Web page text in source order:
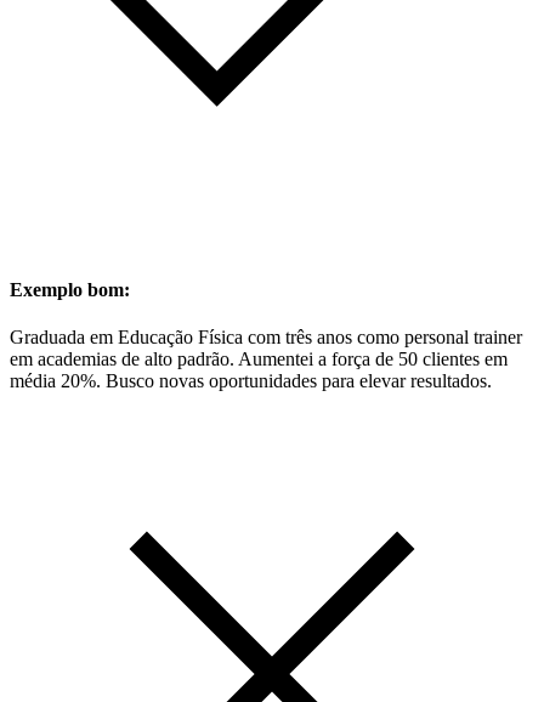
Exemplo bom:
Graduada em Educação Física com três anos como personal trainer
em academias de alto padrão. Aumentei a força de 50 clientes em
média 20%. Busco novas oportunidades para elevar resultados.